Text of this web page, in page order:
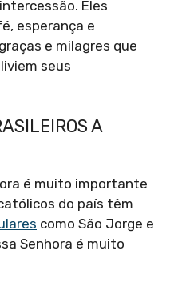
Eles
esperança e
e milagres que
seus
A
é muito importante
do país têm
como São Jorge e
Senhora é muito